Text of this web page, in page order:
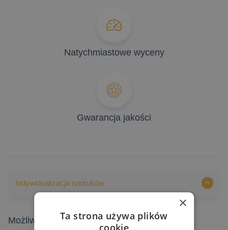
Natychmiastowe wyceny
Gwarancja jakości
Indywidualizacja nadruków
Możliwości indywidualizacji nadruków
×
Ta strona używa plików
cookie